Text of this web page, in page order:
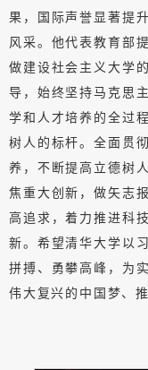
果，国际声誉显著提
风采。他代表教育部
做建设社会主义大学
导，始终坚持马克思
学和人才培养的全过
树人的标杆。全面贯
养，不断提高立德树
焦重大创新，做矢志
高追求，着力推进科
新。希望清华大学以
拼搏、勇攀高峰，为
伟大复兴的中国梦、